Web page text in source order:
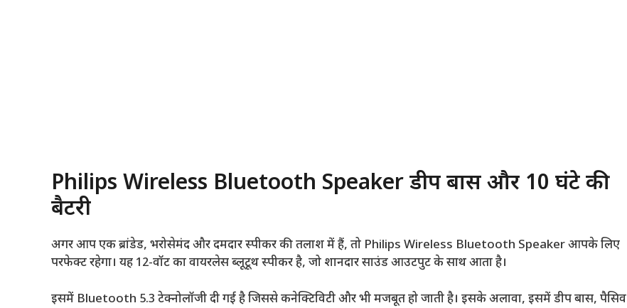
Philips Wireless Bluetooth Speaker डीप बास और 10 घंटे की
बैटरी
अगर आप एक ब्रांडेड, भरोसेमंद और दमदार स्पीकर की तलाश में हैं, तो Philips Wireless Bluetooth Speaker आपके लिए
परफेक्ट रहेगा। यह 12-वॉट का वायरलेस ब्लूटूथ स्पीकर है, जो शानदार साउंड आउटपुट के साथ आता है।
इसमें Bluetooth 5.3 टेक्नोलॉजी दी गई है जिससे कनेक्टिविटी और भी मजबूत हो जाती है। इसके अलावा, इसमें डीप बास, पैसिव